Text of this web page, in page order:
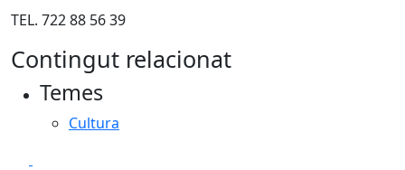
TEL. 722 88 56 39
Contingut relacionat
Temes
Cultura